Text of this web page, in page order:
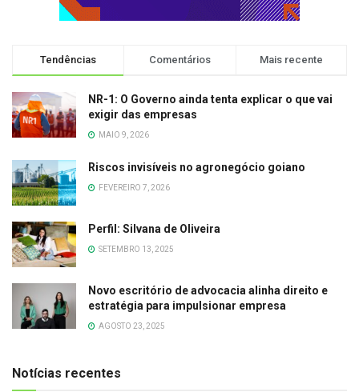
Tendências Comentários Mais recente
NR-1: O Governo ainda tenta explicar o que vai
exigir das empresas
MAIO 9, 2026
Riscos invisíveis no agronegócio goiano
FEVEREIRO 7, 2026
Perfil: Silvana de Oliveira
SETEMBRO 13, 2025
Novo escritório de advocacia alinha direito e
estratégia para impulsionar empresa
AGOSTO 23, 2025
Notícias recentes